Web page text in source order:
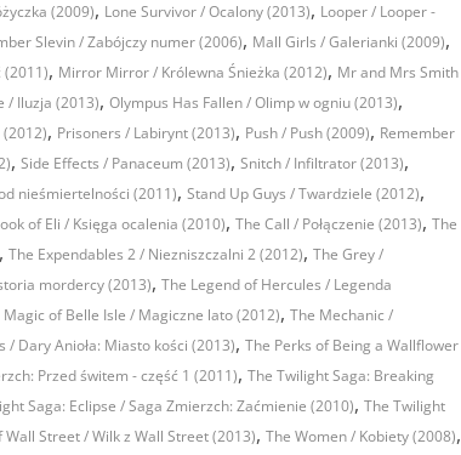
(2009), Lone Survivor / Ocalony (2013), Looper / Looper -
Slevin / Zabójczy numer (2006), Mall Girls / Galerianki (2009),
(2011), Mirror Mirror / Królewna Śnieżka (2012), Mr and Mrs Smith
/ Iluzja (2013), Olympus Has Fallen / Olimp w ogniu (2013),
(2012), Prisoners / Labirynt (2013), Push / Push (2009), Remember
, Side Effects / Panaceum (2013), Snitch / Infiltrator (2013),
nieśmiertelności (2011), Stand Up Guys / Twardziele (2012),
of Eli / Księga ocalenia (2010), The Call / Połączenie (2013), The
, The Expendables 2 / Niezniszczalni 2 (2012), The Grey /
mordercy (2013), The Legend of Hercules / Legenda
Magic of Belle Isle / Magiczne lato (2012), The Mechanic /
Dary Anioła: Miasto kości (2013), The Perks of Being a Wallflower
Przed świtem - część 1 (2011), The Twilight Saga: Breaking
Saga: Eclipse / Saga Zmierzch: Zaćmienie (2010), The Twilight
Wall Street / Wilk z Wall Street (2013), The Women / Kobiety (2008),